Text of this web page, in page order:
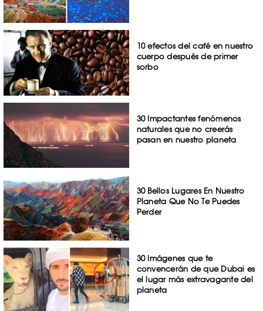
10 efectos del café en nuestro
cuerpo después de primer
sorbo
30 Impactantes fenómenos
naturales que no creerás
pasan en nuestro planeta
30 Bellos Lugares En Nuestro
Planeta Que No Te Puedes
Perder
30 Imágenes que te
convencerán de que Dubai es
el lugar más extravagante del
planeta